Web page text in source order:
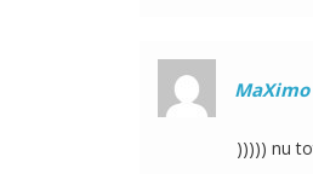
MaXimo
))))) nu